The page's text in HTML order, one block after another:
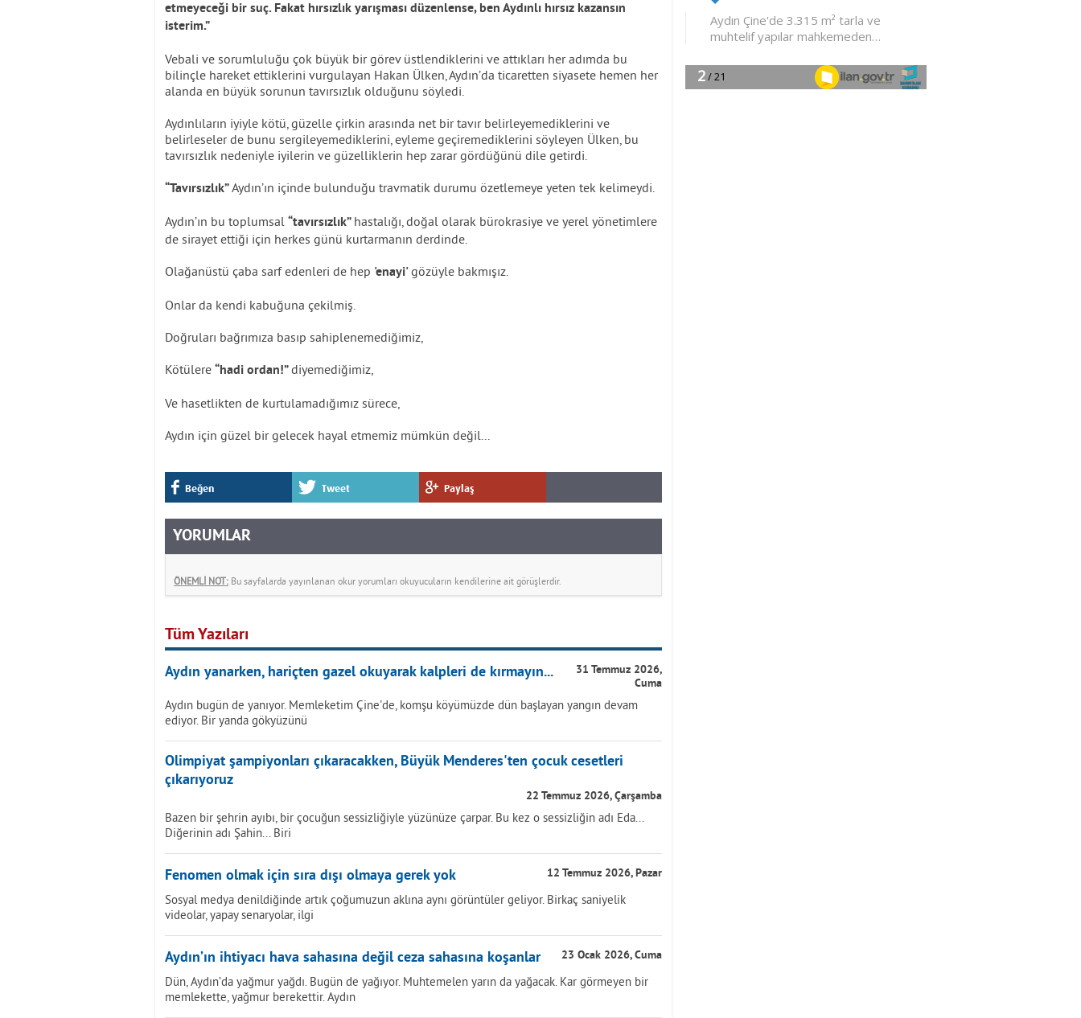
etmeyeceği bir suç. Fakat hırsızlık yarışması düzenlense, ben Aydınlı hırsız kazansın
isterim.”
Vebali ve sorumluluğu çok büyük bir görev üstlendiklerini ve attıkları her adımda bu
bilinçle hareket ettiklerini vurgulayan Hakan Ülken, Aydın’da ticaretten siyasete hemen her
alanda en büyük sorunun tavırsızlık olduğunu söyledi.
Aydınlıların iyiyle kötü, güzelle çirkin arasında net bir tavır belirleyemediklerini ve
belirleseler de bunu sergileyemediklerini, eyleme geçiremediklerini söyleyen Ülken, bu
tavırsızlık nedeniyle iyilerin ve güzelliklerin hep zarar gördüğünü dile getirdi.
“Tavırsızlık”Aydın’ın içinde bulunduğu travmatik durumu özetlemeye yeten tek kelimeydi.
Aydın’ın bu toplumsal “tavırsızlık” hastalığı, doğal olarak bürokrasiye ve yerel yönetimlere
de sirayet ettiği için herkes günü kurtarmanın derdinde.
Olağanüstü çaba sarf edenleri de hep 'enayi'gözüyle bakmışız.
Onlar da kendi kabuğuna çekilmiş.
Doğruları bağrımıza basıp sahiplenemediğimiz,
Kötülere “hadi ordan!”diyemediğimiz,
Ve hasetlikten de kurtulamadığımız sürece,
Aydın için güzel bir gelecek hayal etmemiz mümkün değil...
Beğen Tweet Paylaş
YORUMLAR
ÖNEMLİ NOT: Bu sayfalarda yayınlanan okur yorumları okuyucuların kendilerine ait görüşlerdir.
Tüm Yazıları
Aydın yanarken, hariçten gazel okuyarak kalpleri de kırmayın...
31 Temmuz 2026,
Cuma
Aydın bugün de yanıyor. Memleketim Çine'de, komşu köyümüzde dün başlayan yangın devam
ediyor. Bir yanda gökyüzünü
Olimpiyat şampiyonları çıkaracakken, Büyük Menderes'ten çocuk cesetleri
çıkarıyoruz
22 Temmuz 2026, Çarşamba
Bazen bir şehrin ayıbı, bir çocuğun sessizliğiyle yüzünüze çarpar. Bu kez o sessizliğin adı Eda...
Diğerinin adı Şahin... Biri
Fenomen olmak için sıra dışı olmaya gerek yok 12 Temmuz 2026, Pazar
Sosyal medya denildiğinde artık çoğumuzun aklına aynı görüntüler geliyor. Birkaç saniyelik
videolar, yapay senaryolar, ilgi
Aydın’ın ihtiyacı hava sahasına değil ceza sahasına koşanlar 23 Ocak 2026, Cuma
Dün, Aydın’da yağmur yağdı. Bugün de yağıyor. Muhtemelen yarın da yağacak. Kar görmeyen bir
memlekette, yağmur berekettir. Aydın
GÜNDEMDE NELER
OLMALI?